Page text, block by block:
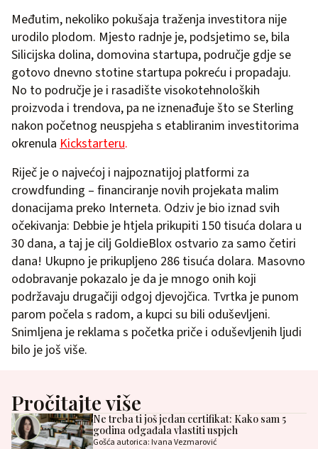
Međutim, nekoliko pokušaja traženja investitora nije
urodilo plodom. Mjesto radnje je, podsjetimo se, bila
Silicijska dolina, domovina startupa, područje gdje se
gotovo dnevno stotine startupa pokreću i propadaju.
No to područje je i rasadište visokotehnoloških
proizvoda i trendova, pa ne iznenađuje što se Sterling
nakon početnog neuspjeha s etabliranim investitorima
okrenula Kickstarteru.
Riječ je o najvećoj i najpoznatijoj platformi za
crowdfunding – financiranje novih projekata malim
donacijama preko Interneta. Odziv je bio iznad svih
očekivanja: Debbie je htjela prikupiti 150 tisuća dolara u
30 dana, a taj je cilj GoldieBlox ostvario za samo četiri
dana! Ukupno je prikupljeno 286 tisuća dolara. Masovno
odobravanje pokazalo je da je mnogo onih koji
podržavaju drugačiji odgoj djevojčica. Tvrtka je punom
parom počela s radom, a kupci su bili oduševljeni.
Snimljena je reklama s početka priče i oduševljenih ljudi
bilo je još više.
Pročitajte više
Ne treba ti još jedan certifikat: Kako sam 5
godina odgađala vlastiti uspjeh
Gošća autorica: Ivana Vezmarović